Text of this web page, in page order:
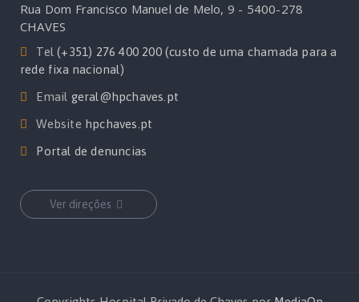
Rua Dom Francisco Manuel de Melo, 9 - 5400-278
CHAVES
Tel(+351) 276 400 200 (custo de uma chamada para a
rede fixa nacional)
Email geral@hpchaves.pt
Website hpchaves.pt
Portal de denuncias
Ver direções